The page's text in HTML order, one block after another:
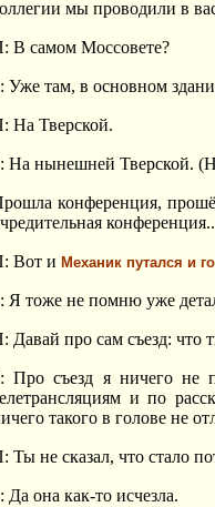
мы проводили в
В самом Моссовете?
Уже там, в основном
На Тверской.
На нынешней Тверской.
конференция,
Вот и Механик путался и
Я тоже не помню уже
Давай про сам съезд: что
Про съезд я ничего не
и по
такого в голове не
Ты не сказал, что стало
Да она как-то исчезла.